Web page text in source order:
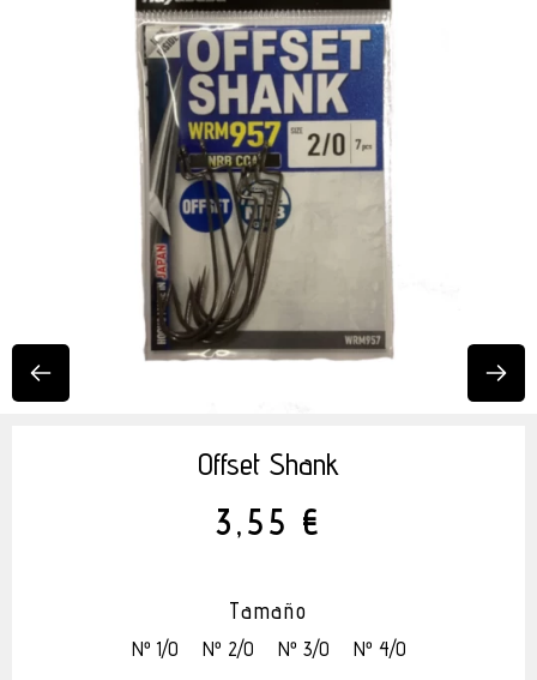
Offset Shank
3,55 €
Tamaño
Nº 1/0 Nº 2/0 Nº 3/0 Nº 4/0